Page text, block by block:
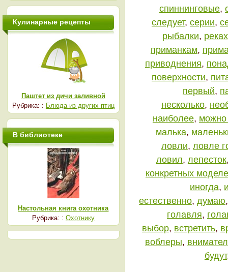
спиннинговые,
следует, серии,
рыбалки, реках
приманкам,
приводнения,
поверхности,
первый,
несколько,
наиболее, можно
малька,
ловли, ловле
ловил, лепесток
конкретных
иногда,
естественно, думаю
голавля,
выбор, встретить,
воблеры,
будут
Кулинарные рецепты
Паштет из дичи заливной
Рубрика: : Блюда из других птиц
В библиотеке
Настольная книга охотника
Рубрика: : Охотнику